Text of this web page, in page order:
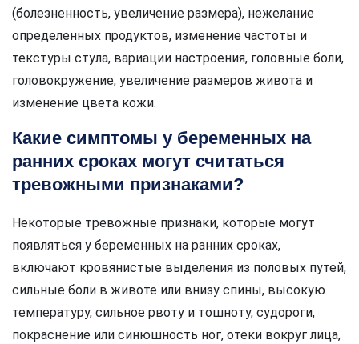
(болезненность, увеличение размера), нежелание
определенных продуктов, изменение частоты и
текстуры стула, вариации настроения, головные боли,
головокружение, увеличение размеров живота и
изменение цвета кожи.
Какие симптомы у беременных на
ранних сроках могут считаться
тревожными признаками?
Некоторые тревожные признаки, которые могут
появляться у беременных на ранних сроках,
включают кровянистые выделения из половых путей,
сильные боли в животе или внизу спины, высокую
температуру, сильное рвоту и тошноту, судороги,
покраснение или синюшность ног, отеки вокруг лица,